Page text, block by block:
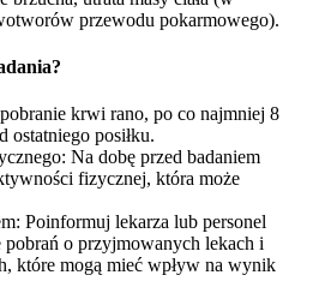
przewodu pokarmowego).
krwi rano, po co najmniej 8
ostatniego posiłku.
Na dobę przed badaniem
fizycznej, która może
Poinformuj lekarza lub personel
o przyjmowanych lekach i
które mogą mieć wpływ na wynik